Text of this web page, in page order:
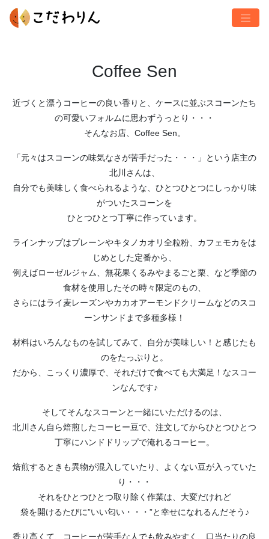
Coffee Sen
近づくと漂うコーヒーの良い香りと、ケースに並ぶスコーンたち
の可愛いフォルムに思わずうっとり・・・
そんなお店、Coffee Sen。
「元々はスコーンの味気なさが苦手だった・・・」という店主の
北川さんは、
自分でも美味しく食べられるような、ひとつひとつにしっかり味
がついたスコーンを
ひとつひとつ丁寧に作っています。
ラインナップはプレーンやキタノカオリ全粒粉、カフェモカをは
じめとした定番から、
例えばローゼルジャム、無花果くるみやまるごと栗、など季節の
食材を使用したその時々限定のもの、
さらにはライ麦レーズンやカカオアーモンドクリームなどのスコ
ーンサンドまで多種多様！
材料はいろんなものを試してみて、自分が美味しい！と感じたも
のをたっぷりと。
だから、こっくり濃厚で、それだけで食べても大満足！なスコー
ンなんです♪
そしてそんなスコーンと一緒にいただけるのは、
北川さん自ら焙煎したコーヒー豆で、注文してからひとつひとつ
丁寧にハンドドリップで淹れるコーヒー。
焙煎するときも異物が混入していたり、よくない豆が入っていた
り・・・
それをひとつひとつ取り除く作業は、大変だけれど
袋を開けるたびに”いい匂い・・・”と幸せになれるんだそう♪
香り高くて、コーヒーが苦手な人でも飲みやすく、口当たりの良